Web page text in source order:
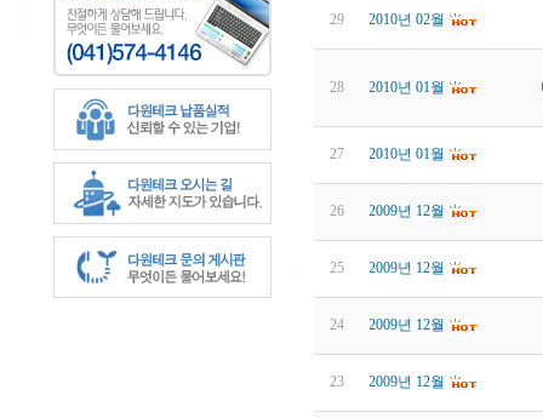
29 2010년 02월
28 2010년 01월
27 2010년 01월
26 2009년 12월
25 2009년 12월
24 2009년 12월
23 2009년 12월